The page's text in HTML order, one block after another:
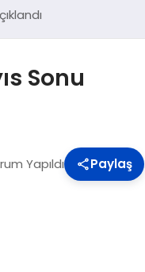
Sonu
Yapıldı Paylaş